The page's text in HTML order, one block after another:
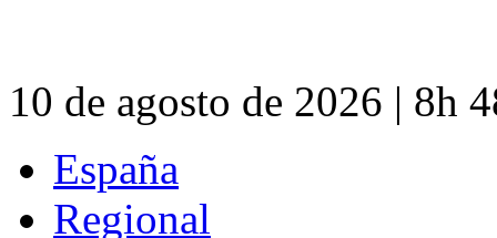
10 de agosto de 2026 | 8h
España
Regional